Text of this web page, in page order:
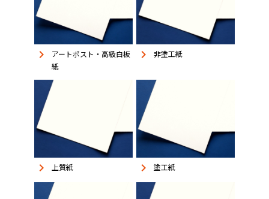
keyboard_arrow_right
アートポスト・高級白板
紙
keyboard_arrow_right 非塗工紙
keyboard_arrow_right 上質紙 keyboard_arrow_right 塗工紙